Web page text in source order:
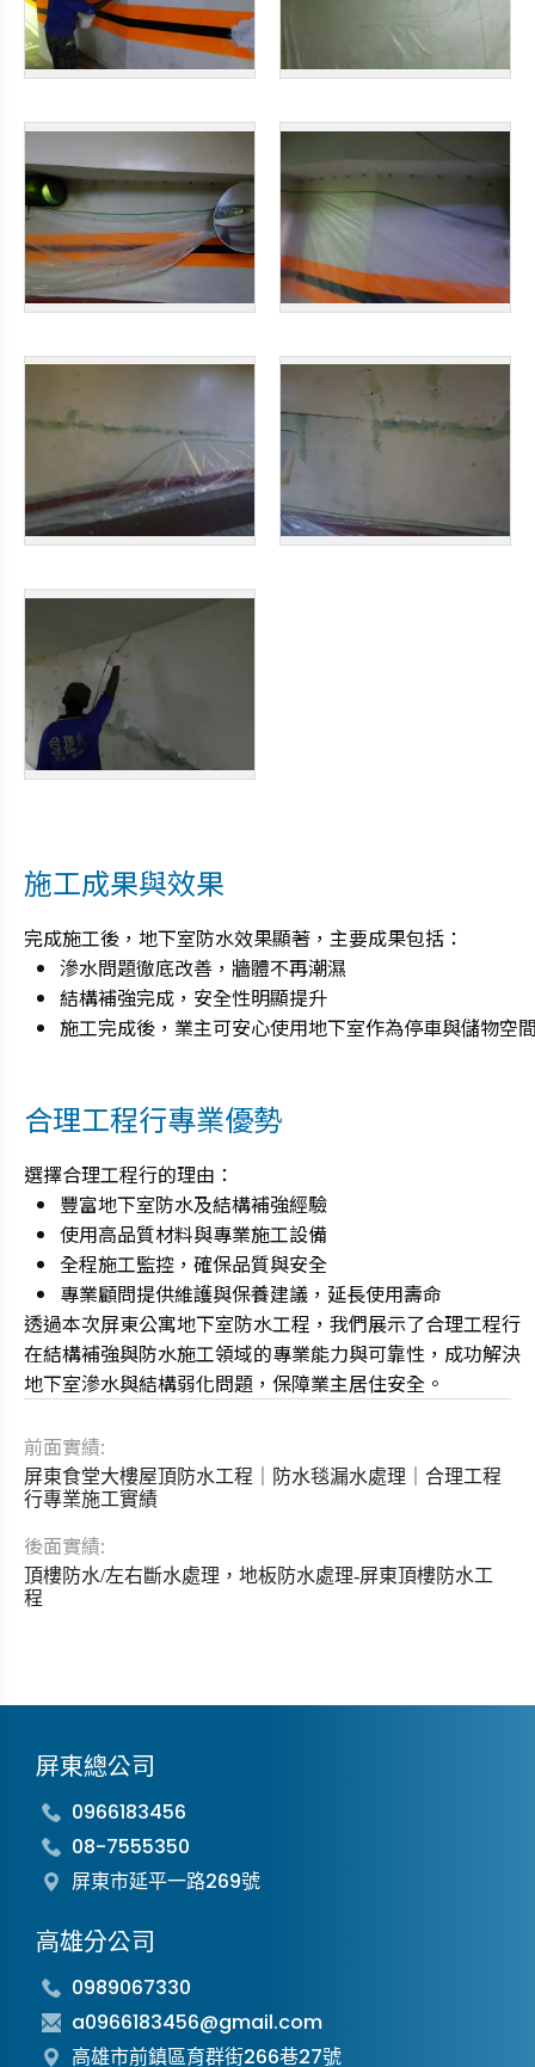
施工成果與效果
完成施工後，地下室防水效果顯著，主要成果包括：
滲水問題徹底改善，牆體不再潮濕
結構補強完成，安全性明顯提升
施工完成後，業主可安心使用地下室作為停車與儲物空
合理工程行專業優勢
選擇合理工程行的理由：
豐富地下室防水及結構補強經驗
使用高品質材料與專業施工設備
全程施工監控，確保品質與安全
專業顧問提供維護與保養建議，延長使用壽命
透過本次屏東公寓地下室防水工程，我們展示了合理工程行
在結構補強與防水施工領域的專業能力與可靠性，成功解決
地下室滲水與結構弱化問題，保障業主居住安全。
前面實績:
屏東食堂大樓屋頂防水工程｜防水毯漏水處理｜合理工程
行專業施工實績
後面實績:
頂樓防水/左右斷水處理，地板防水處理-屏東頂樓防水工
程
屏東總公司
0966183456
08-7555350
屏東市延平一路269號
高雄分公司
0989067330
a0966183456@gmail.com
高雄市前鎮區育群街266巷27號